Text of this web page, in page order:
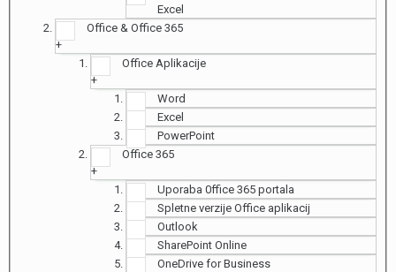
Excel
Office & Office 365
+
Office Aplikacije
+
Word
Excel
PowerPoint
Office 365
+
Uporaba 0ffice 365 portala
Spletne verzije Office aplikacij
Outlook
SharePoint Online
OneDrive for Business